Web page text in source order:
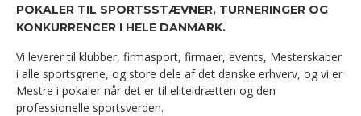
POKALER TIL SPORTSSTÆVNER, TURNERINGER OG
KONKURRENCER I HELE DANMARK.
Vi leverer til klubber, firmasport, firmaer, events, Mesterskaber
i alle sportsgrene, og store dele af det danske erhverv, og vi er
Mestre i pokaler når det er til eliteidrætten og den
professionelle sportsverden.